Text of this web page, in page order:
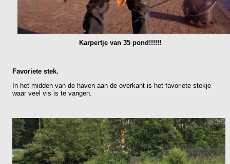
Karpertje van 35 pond!!!!!!
Favoriete stek.
In het midden van de haven aan de overkant is het favoriete stekje
waar veel vis is te vangen.